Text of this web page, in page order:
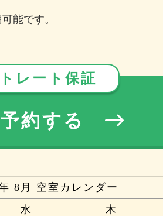
能です。
レート保証
予約する
8月 空室カレンダー
水 木